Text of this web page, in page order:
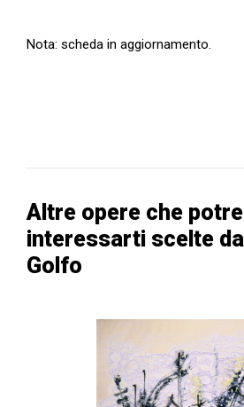
Nota: scheda in aggiornamento.
Altre opere che
interessarti scelte da
Golfo